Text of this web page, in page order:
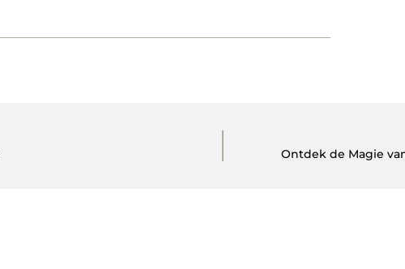
Ontdek de Magie